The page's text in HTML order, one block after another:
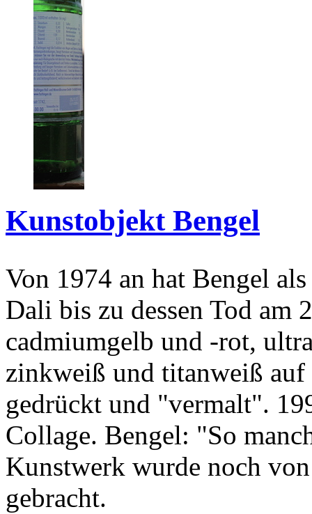
Kunstobjekt Bengel
Von 1974 an hat Bengel
Dali bis zu dessen Tod am
cadmiumgelb und -rot,
zinkweiß und titanweiß
gedrückt und "vermalt".
Collage. Bengel: "So
Kunstwerk wurde noch
gebracht.